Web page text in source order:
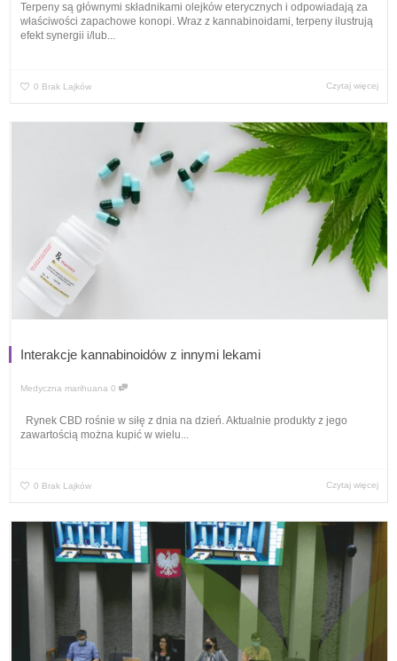
Terpeny są głównymi składnikami olejków eterycznych i odpowiadają za
właściwości zapachowe konopi. Wraz z kannabinoidami, terpeny ilustrują
efekt synergii i/lub...
0 Brak Lajków Czytaj więcej
Interakcje kannabinoidów z innymi lekami
Medyczna marihuana 0
Rynek CBD rośnie w siłę z dnia na dzień. Aktualnie produkty z jego
zawartością można kupić w wielu...
0 Brak Lajków Czytaj więcej